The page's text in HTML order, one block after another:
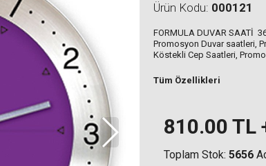
Ürün Kodu: 000121
FORMULA DUVAR SAATİ
Promosyon Duvar saatleri,
Köstekli Cep Saatleri,
Tüm Özellikleri
810.00 TL
Toplam Stok: 5656